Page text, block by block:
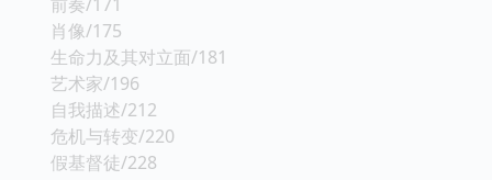
肖像/175
生命力及其对立面/181
艺术家/196
自我描述/212
危机与转变/220
假基督徒/228